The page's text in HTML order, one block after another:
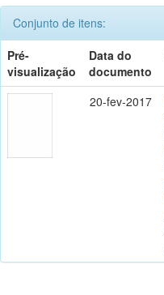
Conjunto de itens:
Pré-
visualização
Data do
documento
20-fev-2017